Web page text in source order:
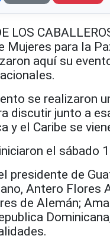
LOS
Mujeres para la
aquí su
se realizaron
discutir junto a
y el Caribe se
el sábado
presidente de
Antero Flores
de Alemán;